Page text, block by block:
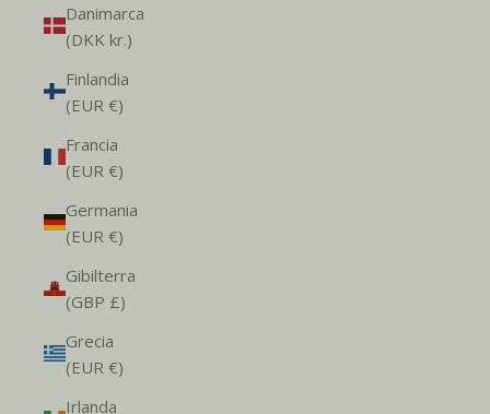
Danimarca
(DKK kr.)
Finlandia
(EUR €)
Francia
(EUR €)
Germania
(EUR €)
Gibilterra
(GBP £)
Grecia
(EUR €)
Irlanda